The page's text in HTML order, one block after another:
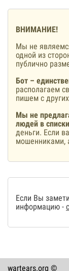
ВНИМАНИЕ!
Мы не
одной из
публично
Бот –
располагаем
пишем с
Мы не
людей в
деньги. Если
мошенниками,
Если Вы
информацию -
wartears.org ©